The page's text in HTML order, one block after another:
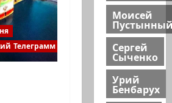
Телеграмм Канал
Моисей
Сергей
Сыченко
Урий
Бенбарух